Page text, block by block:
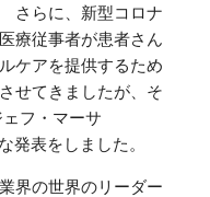
らに、新型コロナ
療従事者が患者さん
ケアを提供するため
せてきましたが、そ
フ・マーサ
発表をしました。
界の世界のリーダー